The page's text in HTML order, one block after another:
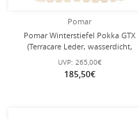
Pomar
Pomar Winterstiefel Pokka GTX
(Terracare Leder, wasserdicht,
extrem warm) dunkelbraun Damen
UVP: 265,00€
185,50€